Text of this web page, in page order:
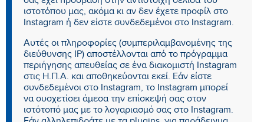
ιστοτόπου μας, ακόμα κι αν δεν έχετε προφίλ στο
Instagram ή δεν είστε συνδεδεμένοι στο Instagram.
Αυτές οι πληροφορίες (συμπεριλαμβανομένης της
διεύθυνσης IP) αποστέλλονται από το πρόγραμμα
περιήγησης απευθείας σε ένα διακομιστή Instagram
στις Η.Π.Α. και αποθηκεύονται εκεί. Εάν είστε
συνδεδεμένοι στο Instagram, το Instagram μπορεί
να συσχετίσει άμεσα την επίσκεψή σας στον
ιστότοπό μας με το λογαριασμό σας στο Instagram.